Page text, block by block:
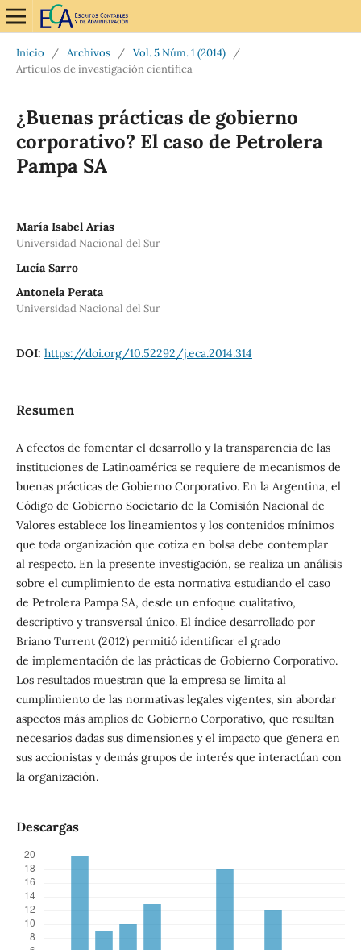
Inicio / Archivos / Vol. 5 Núm. 1 (2014)
/
Artículos de investigación científica
¿Buenas prácticas de gobierno
corporativo? El caso de Petrolera
Pampa SA
María Isabel Arias
Universidad Nacional del Sur
Lucía Sarro
Antonela Perata
Universidad Nacional del Sur
DOI: https://doi.org/10.52292/j.eca.2014.314
Resumen
A efectos de fomentar el desarrollo y la transparencia de las
instituciones de Latinoamérica se requiere de mecanismos de
buenas prácticas de Gobierno Corporativo. En la Argentina, el
Código de Gobierno Societario de la Comisión Nacional de
Valores establece los lineamientos y los contenidos mínimos
que toda organización que cotiza en bolsa debe contemplar
al respecto. En la presente investigación, se realiza un análisis
sobre el cumplimiento de esta normativa estudiando el caso
de Petrolera Pampa SA, desde un enfoque cualitativo,
descriptivo y transversal único. El índice desarrollado por
Briano Turrent (2012) permitió identificar el grado
de implementación de las prácticas de Gobierno Corporativo.
Los resultados muestran que la empresa se limita al
cumplimiento de las normativas legales vigentes, sin abordar
aspectos más amplios de Gobierno Corporativo, que resultan
necesarios dadas sus dimensiones y el impacto que genera en
sus accionistas y demás grupos de interés que interactúan con
la organización.
Descargas